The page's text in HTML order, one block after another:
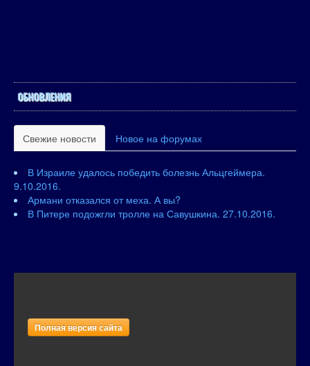
ОБНОВЛЕНИЯ
Свежие новости Новое на форумах
В Израиле удалось победить болезнь Альцгеймера.
9.10.2016.
Армани отказался от меха. А вы?
В Питере подожгли тролле на Савушкина. 27.10.2016.
Полная версия сайта